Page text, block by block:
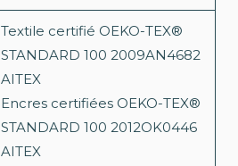
Textile certifié OEKO-TEX®
STANDARD 100 2009AN4682
AITEX
Encres certifiées OEKO-TEX®
STANDARD 100 2012OK0446
AITEX